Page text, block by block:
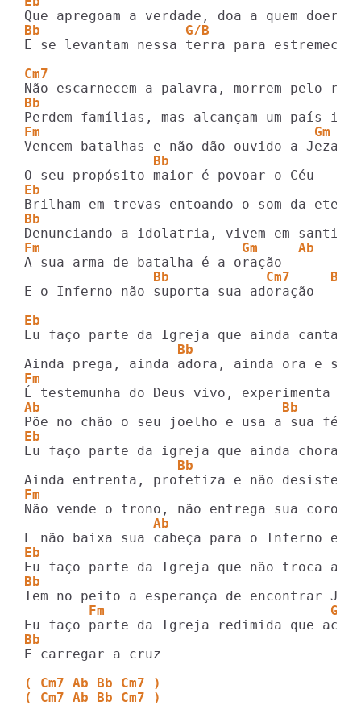
Bb                  G/B
E se levantam nessa terra para estremecer
Cm7
Bb
Fm                                  Gm
                Bb
Eb
Bb
Fm                         Gm     Ab
Bb            Cm7
E o Inferno não suporta sua adoração
Eb
                   Bb
Fm
Ab                              Bb
Eb
                   Bb
Fm
Ab
Eb
Bb
Fm                            Gm
Bb
E carregar a cruz
( Cm7 Ab Bb Cm7 )
( Cm7 Ab Bb Cm7 )